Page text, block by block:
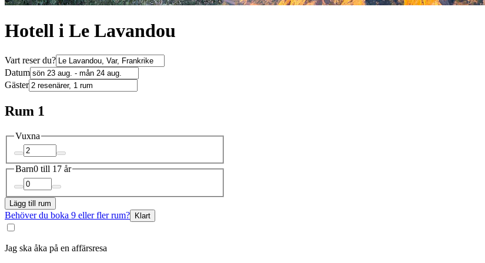
Hotell i Le Lavandou
Vart reser du?
Datum
Gäster
Rum 1
Vuxna
Barn0 till 17 år
Lägg till rum
Behöver du boka 9 eller fler rum? Klart
Jag ska åka på en affärsresa